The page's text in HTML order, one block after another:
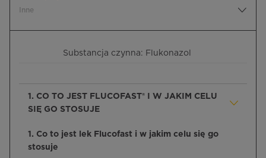
Inne
Substancja czynna: Flukonazol
1. CO TO JEST FLUCOFAST® I W JAKIM CELU
SIĘ GO STOSUJE
1. Co to jest lek Flucofast i w jakim celu się go
stosuje